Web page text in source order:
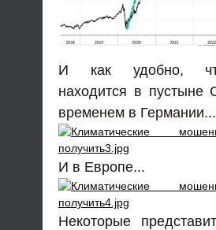
И как удобно,
находится в пустыне
временем в Германии...
И в Европе...
Некоторые